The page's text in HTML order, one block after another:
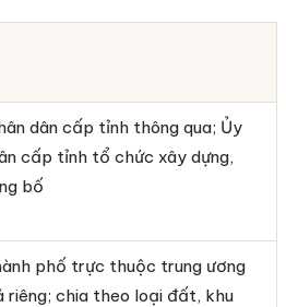
dân cấp tỉnh thông qua; Ủy
cấp tỉnh tổ chức xây dựng,
bố
phố trực thuộc trung ương
riêng; chia theo loại đất, khu